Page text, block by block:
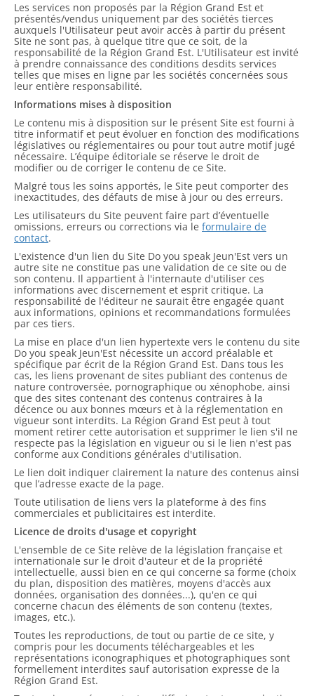
Les services non proposés par la Région Grand Est et
présentés/vendus uniquement par des sociétés tierces
auxquels l'Utilisateur peut avoir accès à partir du présent
Site ne sont pas, à quelque titre que ce soit, de la
responsabilité de la Région Grand Est. L'Utilisateur est invité
à prendre connaissance des conditions desdits services
telles que mises en ligne par les sociétés concernées sous
leur entière responsabilité.
Informations mises à disposition
Le contenu mis à disposition sur le présent Site est fourni à
titre informatif et peut évoluer en fonction des modifications
législatives ou réglementaires ou pour tout autre motif jugé
nécessaire. L’équipe éditoriale se réserve le droit de
modifier ou de corriger le contenu de ce Site.
Malgré tous les soins apportés, le Site peut comporter des
inexactitudes, des défauts de mise à jour ou des erreurs.
Les utilisateurs du Site peuvent faire part d’éventuelle
omissions, erreurs ou corrections via le formulaire de
contact.
L'existence d'un lien du Site Do you speak Jeun'Est vers un
autre site ne constitue pas une validation de ce site ou de
son contenu. Il appartient à l'internaute d'utiliser ces
informations avec discernement et esprit critique. La
responsabilité de l'éditeur ne saurait être engagée quant
aux informations, opinions et recommandations formulées
par ces tiers.
La mise en place d'un lien hypertexte vers le contenu du site
Do you speak Jeun'Est nécessite un accord préalable et
spécifique par écrit de la Région Grand Est. Dans tous les
cas, les liens provenant de sites publiant des contenus de
nature controversée, pornographique ou xénophobe, ainsi
que des sites contenant des contenus contraires à la
décence ou aux bonnes mœurs et à la réglementation en
vigueur sont interdits. La Région Grand Est peut à tout
moment retirer cette autorisation et supprimer le lien s'il ne
respecte pas la législation en vigueur ou si le lien n'est pas
conforme aux Conditions générales d'utilisation.
Le lien doit indiquer clairement la nature des contenus ainsi
que l’adresse exacte de la page.
Toute utilisation de liens vers la plateforme à des fins
commerciales et publicitaires est interdite.
Licence de droits d'usage et copyright
L'ensemble de ce Site relève de la législation française et
internationale sur le droit d'auteur et de la propriété
intellectuelle, aussi bien en ce qui concerne sa forme (choix
du plan, disposition des matières, moyens d'accès aux
données, organisation des données...), qu'en ce qui
concerne chacun des éléments de son contenu (textes,
images, etc.).
Toutes les reproductions, de tout ou partie de ce site, y
compris pour les documents téléchargeables et les
représentations iconographiques et photographiques sont
formellement interdites sauf autorisation expresse de la
Région Grand Est.